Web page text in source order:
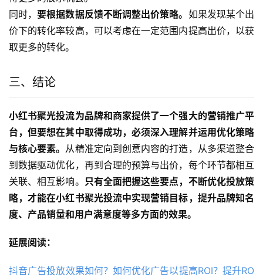
同时，要根据数据反馈不断调整出价策略。 如果发现某个出
价下的转化率较高，可以考虑在一定范围内提高出价，以获
取更多的转化。
三、结论
小红书聚光投流为品牌和商家提供了一个强大的营销推广平
台，但要想在其中取得成功，必须深入理解并运用优化策略
与核心要素。 从精准定向到创意内容的打造，从多渠道整合
到数据驱动优化，再到合理的预算与出价，每个环节都相互
关联、相互影响。 只有全面把握这些要点，不断优化投放策
略，才能在小红书聚光投流中实现营销目标，提升品牌知名
度、产品销量和用户满意度等多方面的效果。
延展阅读：
抖音广告投放效果如何？如何优化广告以提高ROI？提升RO